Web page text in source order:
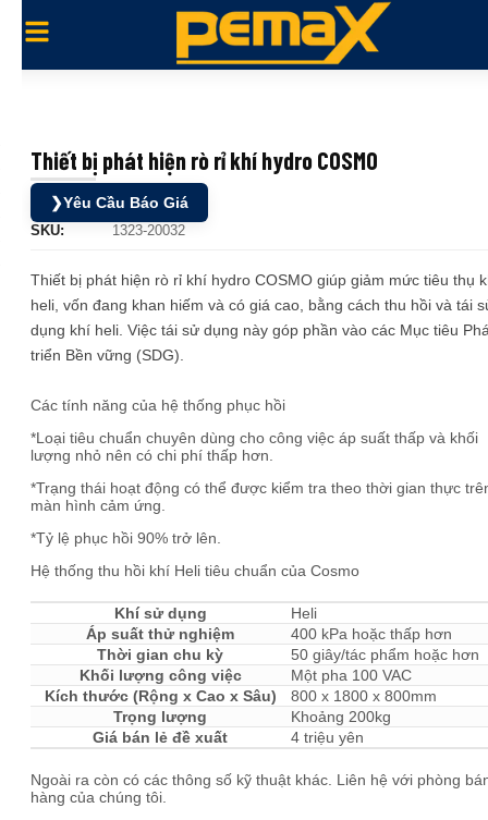
Thiết bị phát hiện rò rỉ khí hydro COSMO
❯Yêu Cầu Báo Giá
SKU: 1323-20032
Thiết bị phát hiện rò rỉ khí hydro COSMO giúp giảm mức tiêu thụ
heli, vốn đang khan hiếm và có giá cao, bằng cách thu hồi và tái
dụng khí heli. Việc tái sử dụng này góp phần vào các Mục tiêu
triển Bền vững (SDG).
Các tính năng của hệ thống phục hồi
*Loại tiêu chuẩn chuyên dùng cho công việc áp suất thấp và khối
lượng nhỏ nên có chi phí thấp hơn.
*Trạng thái hoạt động có thể được kiểm tra theo thời gian thực
màn hình cảm ứng.
*Tỷ lệ phục hồi 90% trở lên.
Hệ thống thu hồi khí Heli tiêu chuẩn của Cosmo
Khí sử dụng
Heli
Áp suất thử nghiệm
400 kPa hoặc thấp hơn
Thời gian chu kỳ
50 giây/tác phẩm hoặc hơn
Khối lượng công việc
Một pha 100 VAC
Kích thước (Rộng x Cao x Sâu)
800 x 1800 x 800mm
Trọng lượng
Khoảng 200kg
Giá bán lẻ đề xuất
4 triệu yên
Ngoài ra còn có các thông số kỹ thuật khác. Liên hệ với phòng
hàng của chúng tôi.